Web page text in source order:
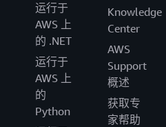
运行于
AWS 上
的 .NET
运行于
AWS 上
的
Python
Knowledge
Center
AWS
Support
概述
获取专
家帮助